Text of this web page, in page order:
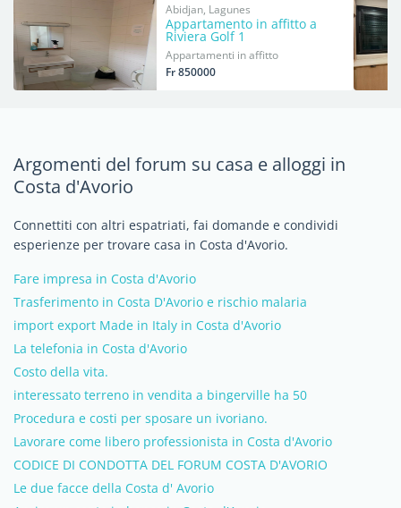
Abidjan, Lagunes
Appartamento in affitto a
Riviera Golf 1
Appartamenti in affitto
Fr 850000
Argomenti del forum su casa e alloggi in
Costa d'Avorio
Connettiti con altri espatriati, fai domande e condividi
esperienze per trovare casa in Costa d'Avorio.
Fare impresa in Costa d'Avorio
Trasferimento in Costa D'Avorio e rischio malaria
import export Made in Italy in Costa d'Avorio
La telefonia in Costa d'Avorio
Costo della vita.
interessato terreno in vendita a bingerville ha 50
Procedura e costi per sposare un ivoriano.
Lavorare come libero professionista in Costa d'Avorio
CODICE DI CONDOTTA DEL FORUM COSTA D'AVORIO
Le due facce della Costa d' Avorio